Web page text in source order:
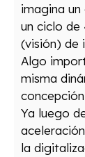
imagina
un ciclo de
(visión) de
Algo
misma
Ya luego
la